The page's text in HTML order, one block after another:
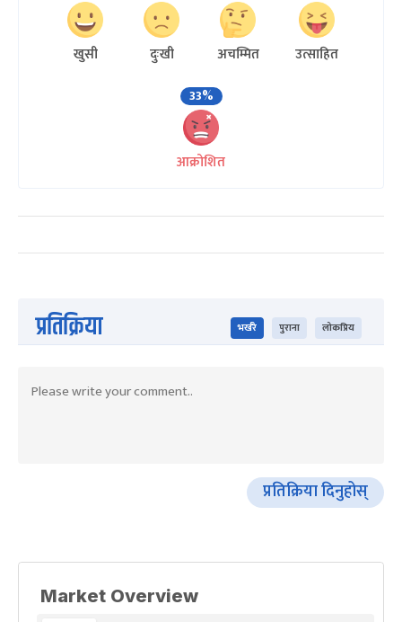
खुसी दुःखी अचम्मित
उत्साहित
33%
आक्रोशित
प्रतिक्रिया भर्खरै पुराना लोकप्रिय
प्रतिक्रिया दिनुहोस्